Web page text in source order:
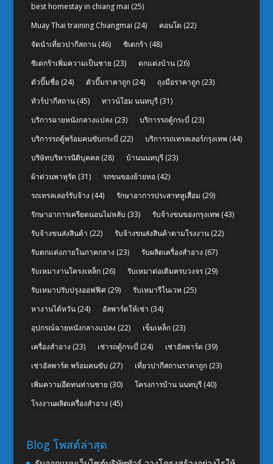
best homestay in chiang mai (25)
Muay Thai training Chiangmai (24) คอนโด (22)
จัดนำเที่ยวปากีสถาน(46) ซิเดกร้า (48)
ซิเดกร้าเพิ่มความเป็นชาย (23) ตกแต่งบ้าน(26)
ตัวปั๊มชื่อ(24) ตัวปั๊มราคาถูก(24) ถุงมือราคาถูก(23)
ทัวร์ปากีสถาน(45) ทาวน์โฮม นนทบุรี(31)
บริการฉายหนังกลางแปลง (23) บริการรถตู้กระบี่ (23)
บริการรถตู้พร้อมคนขับกระบี่ (22) บริการรถเทรลเลอร์กรุงเทพ (44)
บริษัทบริหารนิติบุคคล(28) บ้านนนทบุรี(23)
ผ้าต่วนพาหุรัด (31) รถขนของย้ายหอ(42)
รถเทรลเลอร์รับจ้าง (44) รักษาอาการประสาทหูเสื่อม (29)
รักษาอาการเครียดนอนไม่หลับ (33) รับจ้างขนของกรุงเทพ (43)
รับจ้างขนส่งสินค้า (22) รับจ้างขนส่งสินค้าตามโรงงาน(22)
รับตกแต่งภายในภาคกลาง (23) รับผลิตเครื่องสำอาง (67)
รับเหมางานโครงเหล็ก(26) รับเหมาต่อเติมครบวงจร(29)
รับเหมาปรับปรุงออฟฟิศ(29) รับเหมารีโนเวท (25)
หางานไต้หวัน(24) อัลพาร์ดให้เช่า (34)
อุปกรณ์ฉายหนังกลางแปลง (22) เข็มเหล็ก(23)
เครื่องสำอาง (23) เช่ารถตู้กระบี่ (24) เช่าอัลพาร์ด (39)
เช่าอัลพาร์ด พร้อมคนขับ (27) เที่ยวปากีสถานราคาถูก(23)
เพิ่มความอึดทนท่านชาย (30) โครงการบ้าน นนทบุรี(40)
โรงงานผลิตเครื่องสำอาง (45)
Blog โพสต์ล่าสุด